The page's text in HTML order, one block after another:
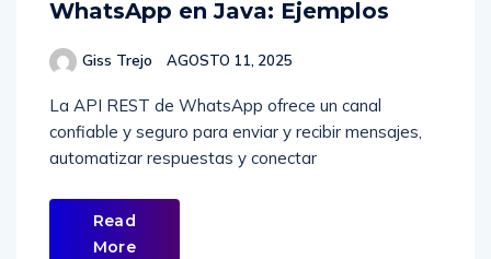
WhatsApp en Java: Ejemplos
Giss Trejo AGOSTO 11, 2025
La API REST de WhatsApp ofrece un canal
confiable y seguro para enviar y recibir mensajes,
automatizar respuestas y conectar
Read
More